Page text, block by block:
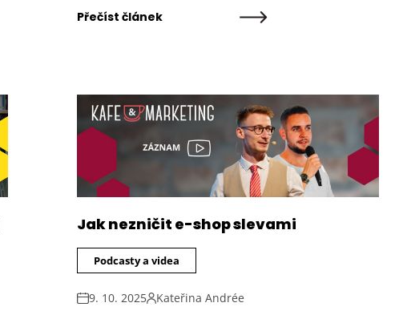
Přečíst článek
Jak nezničit e-shop slevami
Podcasty a videa
9. 10. 2025 Kateřina Andrée